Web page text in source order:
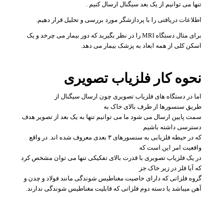
تنها می توانیم از یک بعد سیگنال ارسال کنیم .
اطلاعات دریافتی را با پردازشگر مورد بررسی و تحلیل قرار دهیم.
برای مثال دستگاه MRI را در نظر بگیرید که دور بیمار می چرخد و یک
اسکن کلی از همه ابعاد به پزشک بیمار می دهد.
نحوه کار فلزیاب تصویری
اما در دستگاه های فلزیاب تصویری چون ارسال سیگنال از
طریق سنسورها از طرف بالای خاک به
سمت پایین ارسال می شود ما می توانیم تنها به یک بعد از تصویر هدف
دسترسی داشته باشیم
که در حیطه فلزیابی به سنسورهای ۳ بعدی معروف شده اند. در واقع
واقعیت امر این است که
در یک فلزیاب تصویری با قدرت بالای تفکیکی تنها می توان مشخص کرد
که آیا فلز در زیر خاک جز
گروه فلزاتی که دارای خاصیت مغناطیس شوندگی مانند فولاد و چدن و
آهن میباشد یا دسته دوم فلزاتی که قابلیت مغناطیس شوندگی ندارند.